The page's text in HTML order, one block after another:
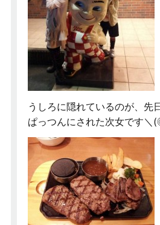
うしろに隠れているのが、先
ぱっつんにされた次女です